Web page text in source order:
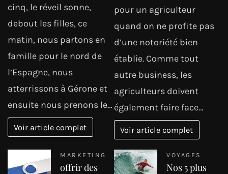
cinq, le réveil sonne,
debout les filles, ce
matin, nous partons en
famille pour le nord de
l’Espagne, nous
atterrissons à Gérone et
ensuite nous prenons le…
Voir article complet
pour un agriculteur
quand on ne profite pas
d’une notoriété bien
établie. Comme tout
autre business, les
agriculteurs doivent
également faire face…
Voir article complet
MARKETING
offrir des
VOYAGES
Nos 5 plus